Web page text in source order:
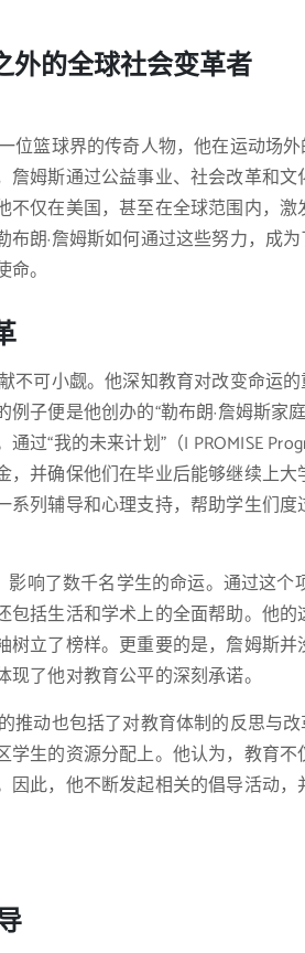
外的全球社会变革者
位篮球界的传奇人物，他在运动场
詹姆斯通过公益事业、社会改革和
不仅在美国，甚至在全球范围内，
朗·詹姆斯如何通过这些努力，成
。
不可小觑。他深知教育对改变命运
子便是他创办的“勒布朗·詹姆斯家
过“我的未来计划”（I PROMISE
并确保他们在毕业后能够继续上大
系列辅导和心理支持，帮助学生们
影响了数千名学生的命运。通过这
包括生活和学术上的全面帮助。他
立了榜样。更重要的是，詹姆斯并
了他对教育公平的深刻承诺。
推动也包括了对教育体制的反思与
学生的资源分配上。他认为，教育
此，他不断发起相关的倡导活动，